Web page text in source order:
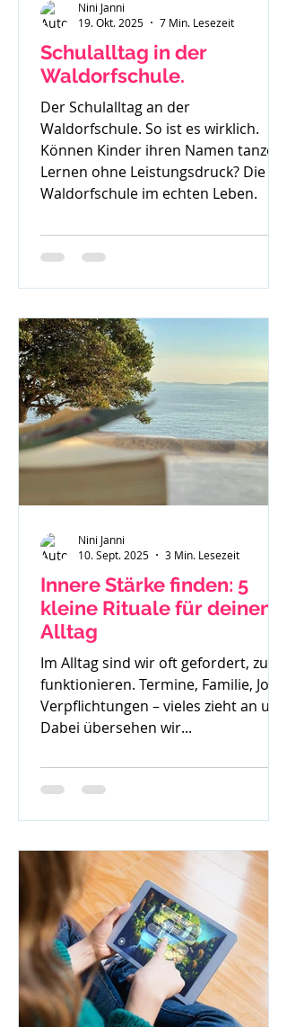
Schulalltag in der
Waldorfschule.
Der Schulalltag an der
Waldorfschule. So ist es wirklich.
Können Kinder ihren Namen tanzen?
Lernen ohne Leistungsdruck? Die
Waldorfschule im echten Leben.
Nini Janni
19. Okt. 2025
7 Min. Lesezeit
Innere Stärke finden: 5
kleine Rituale für deinen
Alltag
Im Alltag sind wir oft gefordert, zu
funktionieren. Termine, Familie, Job,
Verpflichtungen – vieles zieht an uns.
Dabei übersehen wir...
Nini Janni
10. Sept. 2025
3 Min. Lesezeit